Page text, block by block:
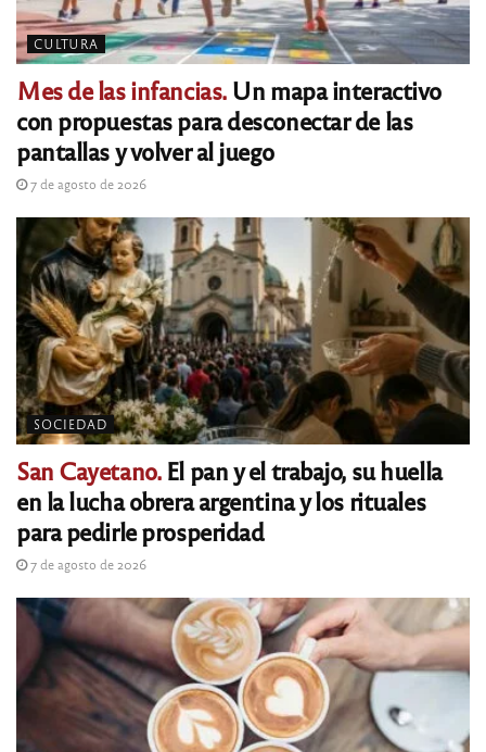
CULTURA
Mes de las infancias.Un mapa interactivo
con propuestas para desconectar de las
pantallas y volver al juego
7 de agosto de 2026
SOCIEDAD
San Cayetano.El pan y el trabajo, su huella
en la lucha obrera argentina y los rituales
para pedirle prosperidad
7 de agosto de 2026